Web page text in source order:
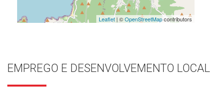
Leaflet| ©OpenStreetMapcontributors
EMPREGO E DESENVOLVEMENTO LOCAL